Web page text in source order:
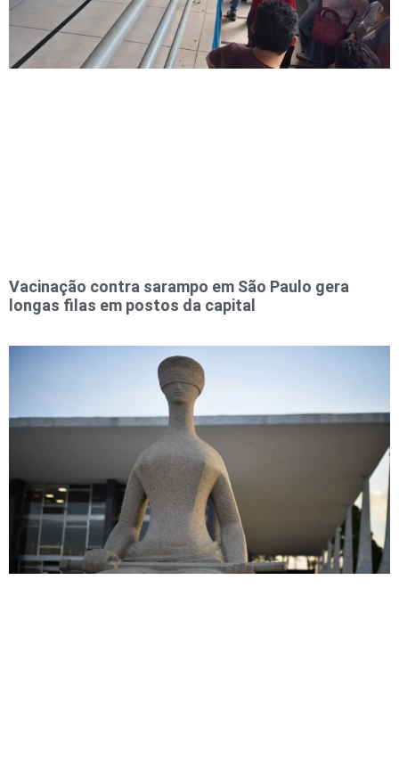
Vacinação contra sarampo em São Paulo gera
longas filas em postos da capital